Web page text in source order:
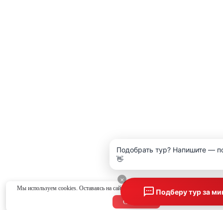
Мы используем cookies. Оставаясь на сайте, вы соглашаетесь с
Согласен
Подберу тур за
×
Подобрать тур? Напишите —
👋